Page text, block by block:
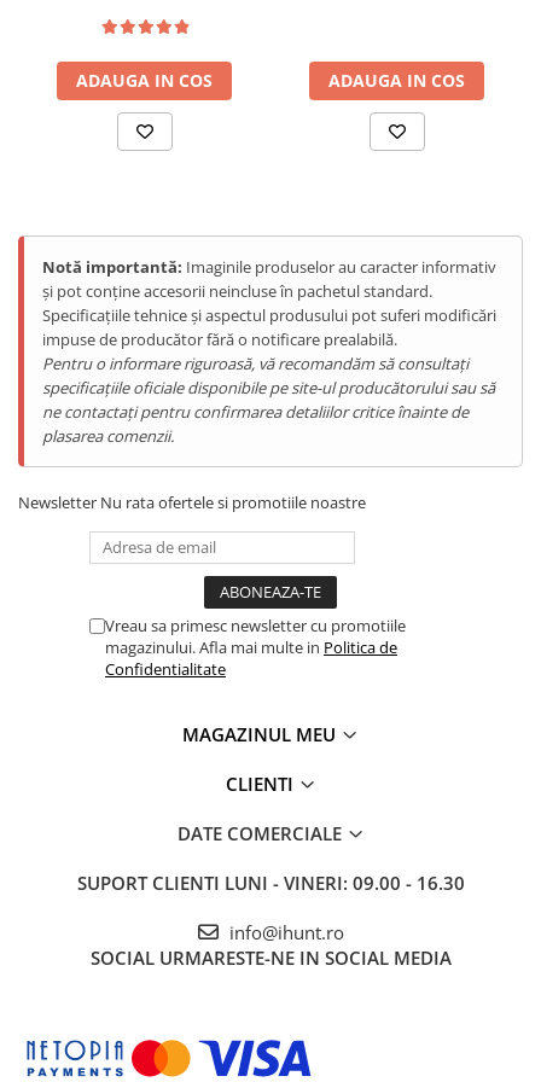
Telefoane Mobile Doogee
Produse Hotwav
Telefoane Mobile Hotwav
Produse Unihertz
Telefoane Mobile Blackview
Tablete Blackview
Casti Audio Blackview
Produse Fossibot
Telefoane Mobile Fossibot
Tablete Fossibot
Tablete Oukitel
Gift Card EV
STATII DE INCARCARE EV
Stații de Încărcare Rezidențiale /
Stații de Încărcare Comerciale /
Certificări militare pentru durabilitate maximă în cele mai dure
Dimensiuni: 82.7mm x 178mm x 19.1mm
Culori: Negru/Galben
ADAUGA IN COS ADAUGA IN COS
Notă importantă: Imaginile produselor au caracter informativ
și pot conține accesorii neincluse în pachetul standard.
Specificațiile tehnice și aspectul produsului pot suferi modificări
impuse de producător fără o notificare prealabilă.
Pentru o informare riguroasă, vă recomandăm să consultați
specificațiile oficiale disponibile pe site-ul producătorului sau să
ne contactați pentru confirmarea detaliilor critice înainte de
plasarea comenzii.
Newsletter Nu rata ofertele si promotiile noastre
Vreau sa primesc newsletter cu promotiile
magazinului. Afla mai multe in Politica de
Confidentialitate
MAGAZINUL MEU
CLIENTI
DATE COMERCIALE
SUPORT CLIENTI LUNI - VINERI: 09.00 - 16.30
info@ihunt.ro
SOCIAL URMARESTE-NE IN SOCIAL MEDIA